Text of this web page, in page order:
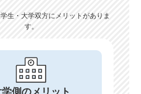
生・大学双方にメリットがありま
す。
学側のメリット